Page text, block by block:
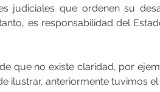
judiciales que ordenen su
es responsabilidad del
que no existe claridad, por
ilustrar, anteriormente tuvimos